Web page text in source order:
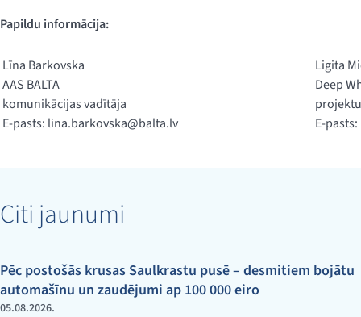
Papildu informācija:
Līna Barkovska
AAS BALTA
komunikācijas vadītāja
E-pasts: lina.barkovska@balta.lv
Ligita
Deep
E-pasts:
Citi jaunumi
Pēc postošās krusas Saulkrastu pusē – desmitiem bojātu
automašīnu un zaudējumi ap 100 000 eiro
05.08.2026.